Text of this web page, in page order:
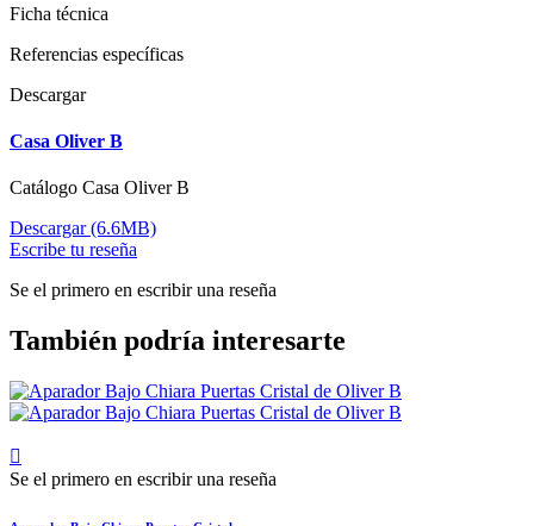
Ficha técnica
Referencias específicas
Descargar
Casa Oliver B
Catálogo Casa Oliver B
Descargar (6.6MB)
Escribe tu reseña
Se el primero en escribir una reseña
También podría interesarte

Se el primero en escribir una reseña